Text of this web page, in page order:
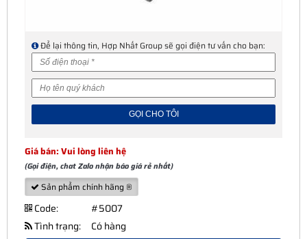
Để lại thông tin, Hợp Nhất Group sẽ gọi điện tư vấn cho bạn:
Giá bán: Vui lòng liên hệ
(Gọi điện, chat Zalo nhận báo giá rẻ nhất)
Sản phẩm chính hãng ®
Code:
#5007
Tình trạng:
Có hàng